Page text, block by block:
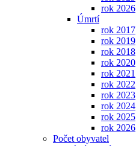
rok 2026
Úmrtí
rok 2017
rok 2019
rok 2018
rok 2020
rok 2021
rok 2022
rok 2023
rok 2024
rok 2025
rok 2026
Počet obyvatel